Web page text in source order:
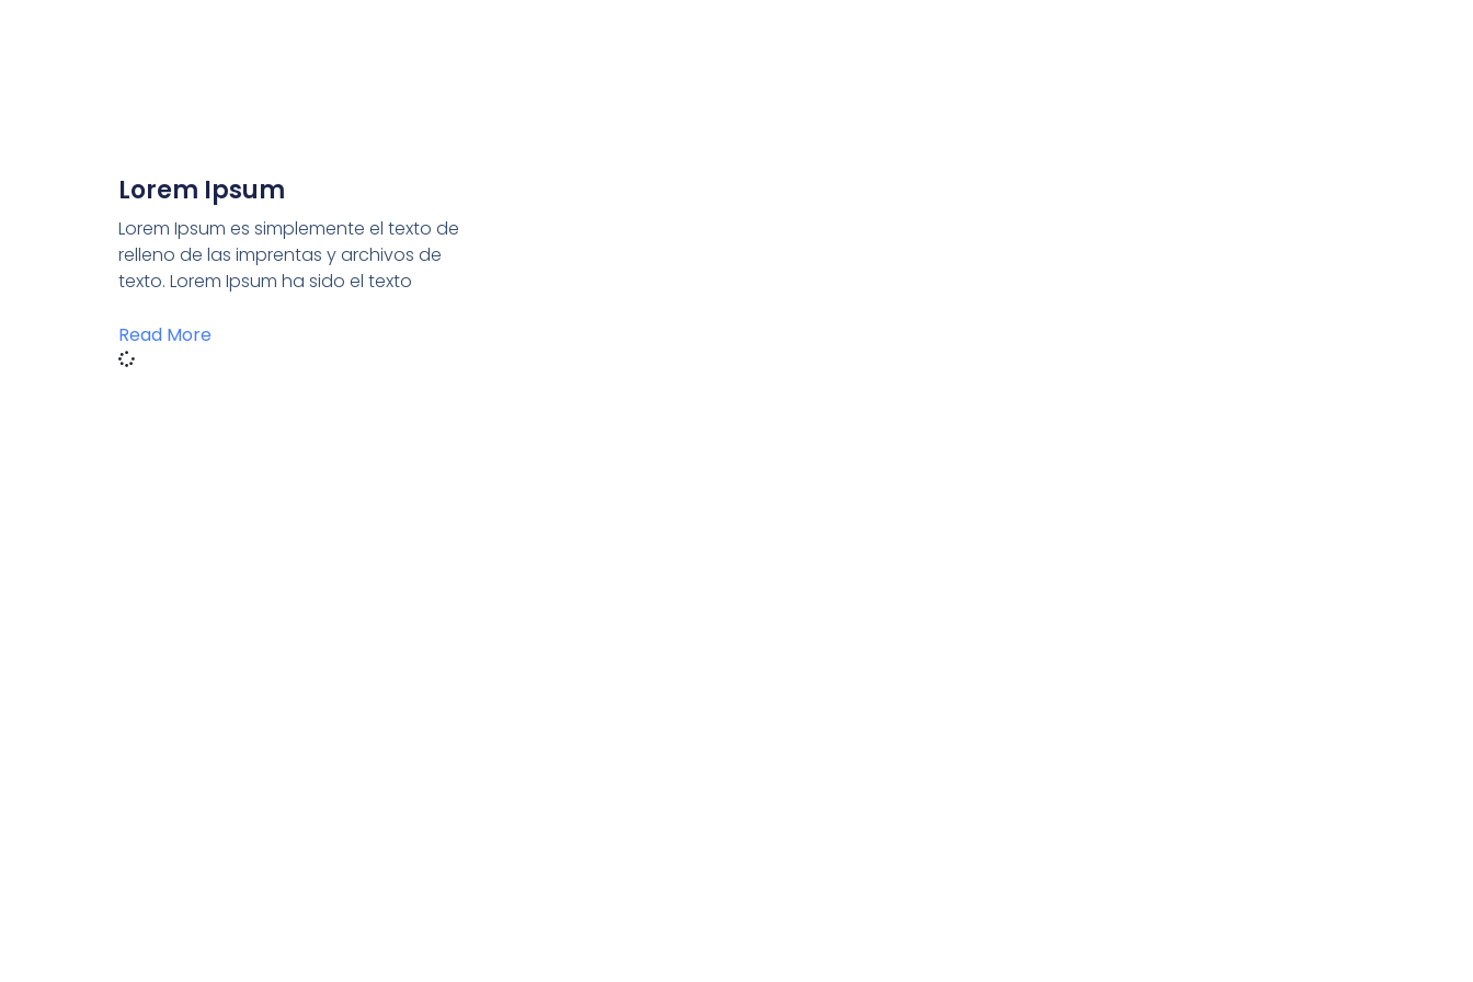
Lorem Ipsum
Lorem Ipsum es simplemente el texto de
relleno de las imprentas y archivos de
texto. Lorem Ipsum ha sido el texto
Read More